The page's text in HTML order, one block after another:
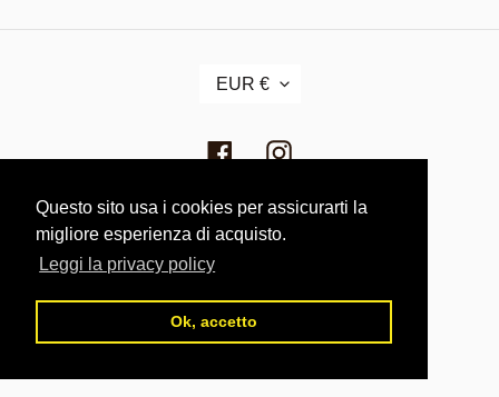
Questo sito usa i cookies per assicurarti la
migliore esperienza di acquisto.
Leggi la privacy policy
Ok, accetto
U
A
EUR €
FacebookInstagram
Metodi
di
© 2026,manume9 Powered by Shopify
Privacy Policy